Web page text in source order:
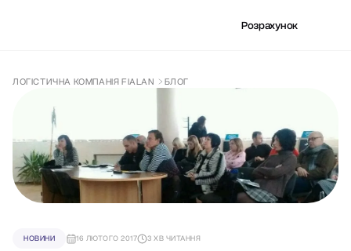
Розрахунок
ЛОГІСТИЧНА КОМПАНІЯ FIALAN БЛОГ
НОВИНИ 16 ЛЮТОГО 2017 3 ХВ ЧИТАННЯ